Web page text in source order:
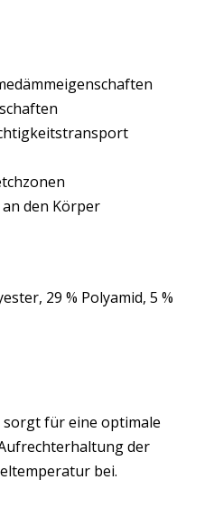
den Körper
29 % Polyamid, 5 %
sorgt für eine optimale
der
bei.